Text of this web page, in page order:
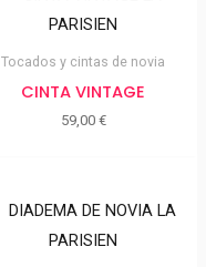
Tocados y cintas de novia
CINTA VINTAGE
59,00 €